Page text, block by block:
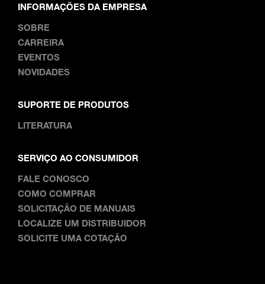
INFORMAÇÕES DA EMPRESA
SOBRE
CARREIRA
EVENTOS
NOVIDADES
SUPORTE DE PRODUTOS
LITERATURA
SERVIÇO AO CONSUMIDOR
FALE CONOSCO
COMO COMPRAR
SOLICITAÇÃO DE MANUAIS
LOCALIZE UM DISTRIBUIDOR
SOLICITE UMA COTAÇÃO